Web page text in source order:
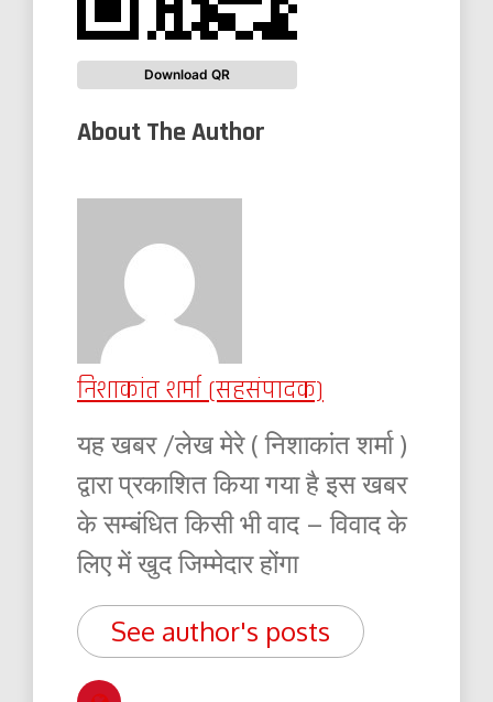
Download QR
About The Author
निशाकांत शर्मा (सहसंपादक)
यह खबर /लेख मेरे ( निशाकांत शर्मा )
द्वारा प्रकाशित किया गया है इस खबर
के सम्बंधित किसी भी वाद – विवाद के
लिए में खुद जिम्मेदार होंगा
See author's posts